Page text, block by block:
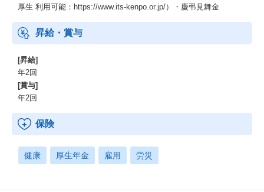
厚生 利用可能：https://www.its-kenpo.or.jp/）・慶弔見舞金
昇給・賞与
[昇給]
年2回
[賞与]
年2回
保険
健康 厚生年金 雇用 労災